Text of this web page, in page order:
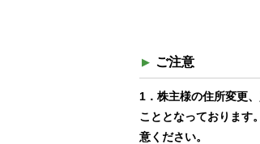
ご注意
1．株主様の住所変更
こととなっております
意ください。